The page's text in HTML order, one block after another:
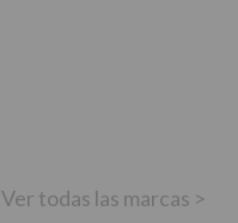
Ver todas las marcas >